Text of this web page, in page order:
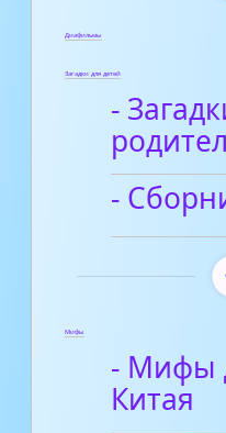
Диафильмы
Загадки для детей
-
-
Мифы
- Мифы
Китая